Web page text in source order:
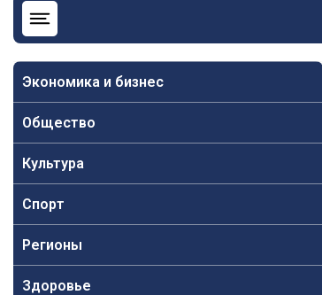
Экономика и бизнес
Общество
Культура
Спорт
Регионы
Здоровье